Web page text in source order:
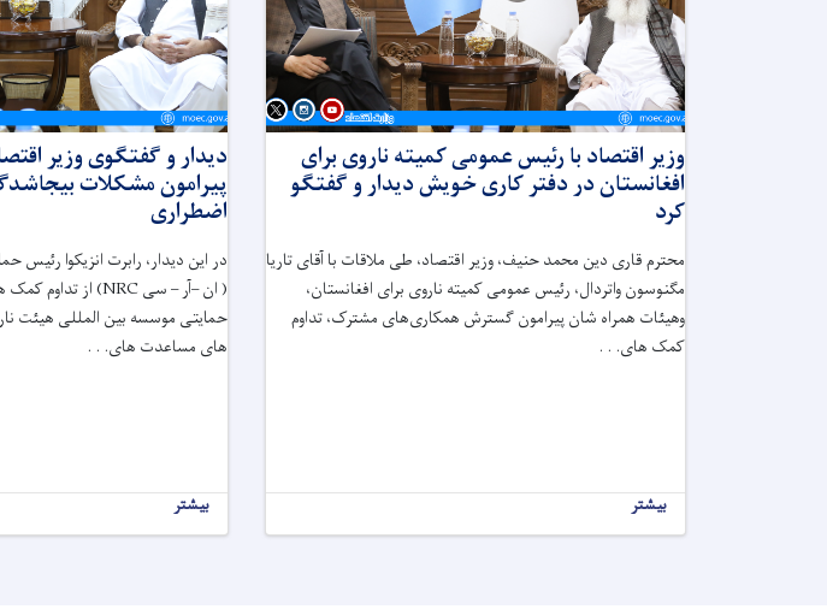
وزیر اقتصاد با رئیس عمومی کمیته ناروی برای
افغانستان در دفتر کاری خویش دیدار و گفتگو
کرد
محترم قاری دین ‌محمد حنیف، وزیر اقتصاد، طی ملاقات با آقای تاریا
مگنوسون واتردال، رئیس عمومی کمیته ناروی برای افغانستان،
وهیئات همراه شان پیرامون گسترش همکاری‌های مشترک، تداوم
کمک های. . .
بیشتر
دیدار و گفتگوی وزیر
پیرامون مشکلات
اضطراری
در این دیدار، رابرت انزیکوا
( ان –آر – سی NRC) از تداوم کمک
حمایتی موسسه بین المللی هیئت
های مساعدت های. . .
بیشتر